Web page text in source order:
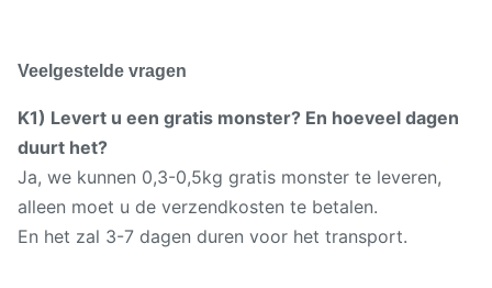
Veelgestelde vragen
K1) Levert u een gratis monster? En hoeveel dagen
duurt het?
Ja, we kunnen 0,3-0,5kg gratis monster te leveren,
alleen moet u de verzendkosten te betalen.
En het zal 3-7 dagen duren voor het transport.